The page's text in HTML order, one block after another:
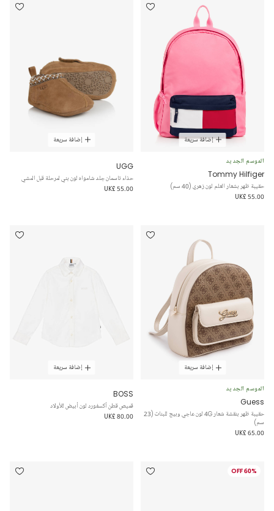
إضافة سريعة
الموسم الجديد
Tommy Hilfiger
حقيبة ظهر بشعار العلم لون زهري (40 سم)
UK£ 55.00
إضافة سريعة
UGG
حذاء تاسمان جلد شامواه لون بني لمرحلة قبل المشي
UK£ 55.00
إضافة سريعة
الموسم الجديد
Guess
حقيبة ظهر بنقشة شعار 4G لون عاجي وبيج للبنات (23
سم)
UK£ 65.00
إضافة سريعة
BOSS
قميص قطن أكسفورد لون أبيض للأولاد
UK£ 80.00
60% OFF